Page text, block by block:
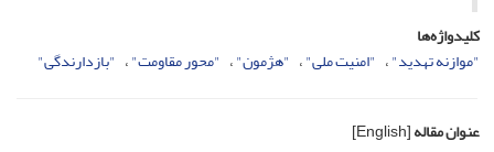
کلیدواژه‌ها
"موازنه تهدید"
"امنیت ملی" "هژمون" "محور مقاومت" "بازدارندگی"
عنوان مقاله[English]